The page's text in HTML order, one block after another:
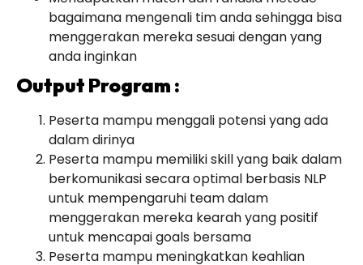
bagaimana mengenali tim anda sehingga bisa
menggerakan mereka sesuai dengan yang
anda inginkan
Output Program :
Peserta mampu menggali potensi yang ada
dalam dirinya
Peserta mampu memiliki skill yang baik dalam
berkomunikasi secara optimal berbasis NLP
untuk mempengaruhi team dalam
menggerakan mereka kearah yang positif
untuk mencapai goals bersama
Peserta mampu meningkatkan keahlian